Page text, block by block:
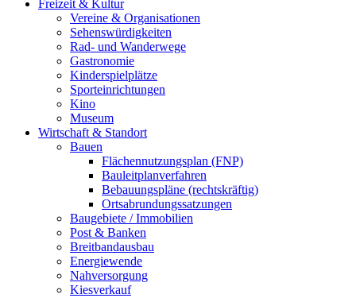
Freizeit & Kultur
Vereine & Organisationen
Sehenswürdigkeiten
Rad- und Wanderwege
Gastronomie
Kinderspielplätze
Sporteinrichtungen
Kino
Museum
Wirtschaft & Standort
Bauen
Flächennutzungsplan (FNP)
Bauleitplanverfahren
Bebauungspläne (rechtskräftig)
Ortsabrundungssatzungen
Baugebiete / Immobilien
Post & Banken
Breitbandausbau
Energiewende
Nahversorgung
Kiesverkauf